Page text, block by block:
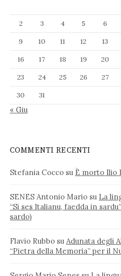
2
3 4 5 6
9
10 11 12 13
16
17 18 19 20
23
24 25 26 27
30
31
« Giu
COMMENTI RECENTI
Stefania Cocco su È morto Ilio
SENES Antonio Mario su La
“Si ses Italianu, faedda in
sardo)
Flavio Rubbo su Adunata degli
“Pietra della Memoria” per il